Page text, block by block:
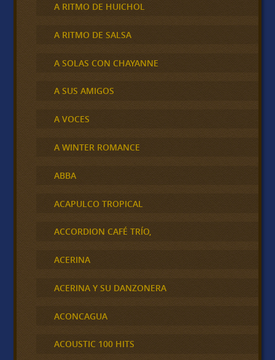
A RITMO DE HUICHOL
A RITMO DE SALSA
A SOLAS CON CHAYANNE
A SUS AMIGOS
A VOCES
A WINTER ROMANCE
ABBA
ACAPULCO TROPICAL
ACCORDION CAFÉ TRÍO,
ACERINA
ACERINA Y SU DANZONERA
ACONCAGUA
ACOUSTIC 100 HITS